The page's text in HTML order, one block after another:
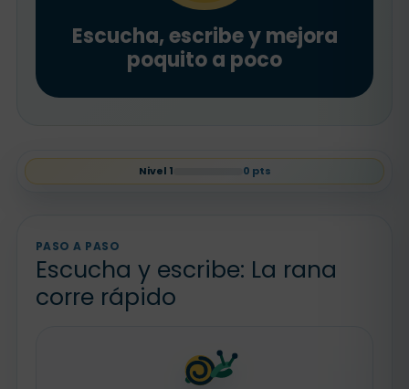
Escucha, escribe y mejora
poquito a poco
Nivel 1 0 pts
PASO A PASO
Escucha y escribe: La rana
corre rápido